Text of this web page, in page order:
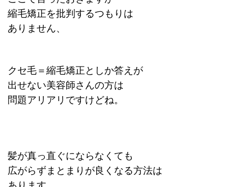
縮毛矯正を批判するつもりは
ありません、
クセ毛＝縮毛矯正としか答えが
出せない美容師さんの方は
問題アリアリですけどね。
髪が真っ直ぐにならなくても
広がらずまとまりが良くなる方法は
あります。